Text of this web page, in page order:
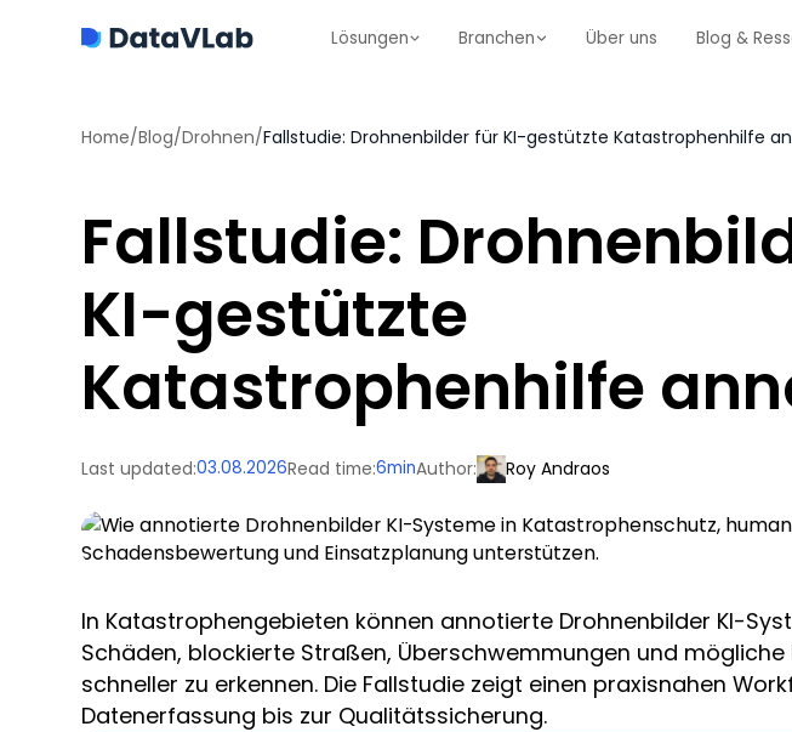
Lösungen Branchen Über uns Blog &
Home/Blog/Drohnen/Fallstudie: Drohnenbilder für KI-gestützte Katastrophenhilfe
Fallstudie:
KI-gestützte
Katastrophenhilfe
Last updated:03.08.2026Read time:6minAuthor: Roy Andraos
In Katastrophengebieten können annotierte Drohnenbilder KI-
Schäden, blockierte Straßen, Überschwemmungen und
schneller zu erkennen. Die Fallstudie zeigt einen praxisnahen
Datenerfassung bis zur Qualitätssicherung.